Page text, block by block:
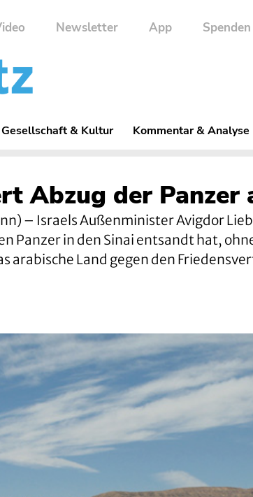
Newsletter App Spenden
Gesellschaft & Kultur Kommentar & Analyse
Abzug der Panzer
– Israels Außenminister Avigdor
Panzer in den Sinai entsandt hat,
arabische Land gegen den